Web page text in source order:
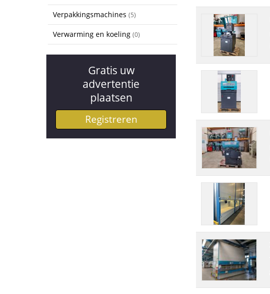
Verpakkingsmachines (5)
Verwarming en koeling (0)
Gratis uw
advertentie
plaatsen
Registreren